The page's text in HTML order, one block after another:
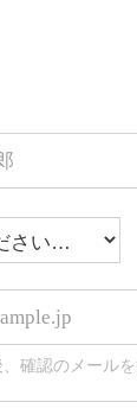
確認のメールを